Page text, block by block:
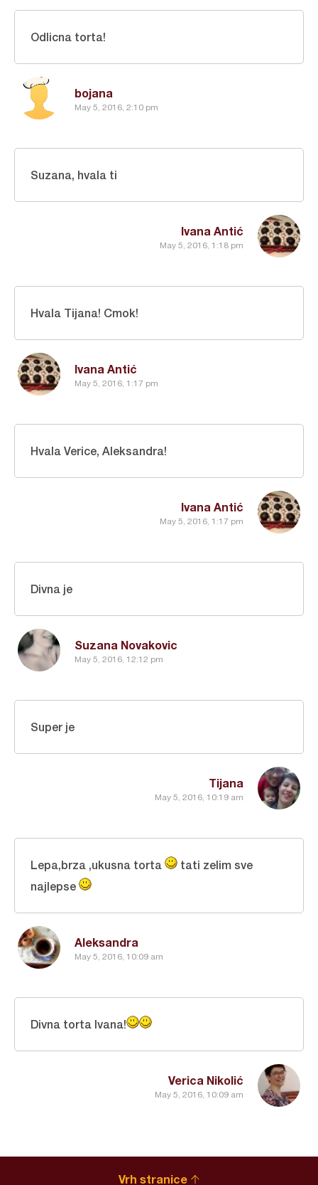
bojana
May 5, 2016, 2:10 pm
Odlicna torta!
Ivana Antić
May 5, 2016, 1:18 pm
Suzana, hvala ti
Ivana Antić
May 5, 2016, 1:17 pm
Hvala Tijana! Cmok!
Ivana Antić
May 5, 2016, 1:17 pm
Hvala Verice, Aleksandra!
Suzana Novakovic
May 5, 2016, 12:12 pm
Divna je
Tijana
May 5, 2016, 10:19 am
Super je
Aleksandra
May 5, 2016, 10:09 am
Lepa,brza ,ukusna torta
tati zelim sve
najlepse
Verica Nikolić
May 5, 2016, 10:09 am
Divna torta Ivana!
Vrh stranice